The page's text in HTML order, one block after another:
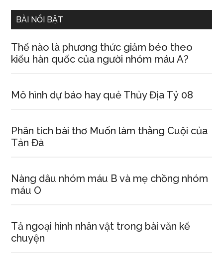
lần
BÀI NỔI BẬT
Thế nào là phương thức giảm béo theo
kiểu hàn quốc của người nhóm máu A?
Mô hình dự báo hay quẻ Thủy Địa Tỷ 08
Phân tích bài thơ Muốn làm thằng Cuội của
Tản Đà
Nàng dâu nhóm máu B và mẹ chồng nhóm
máu O
Tả ngoại hình nhân vật trong bài văn kể
chuyện